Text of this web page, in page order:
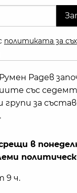
политиката за
Радев
със
за
в
9 ч.